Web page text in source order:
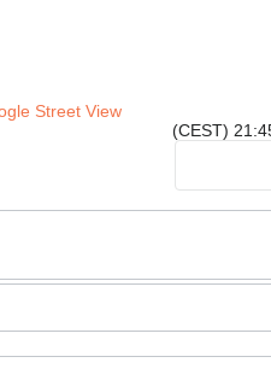
Street View